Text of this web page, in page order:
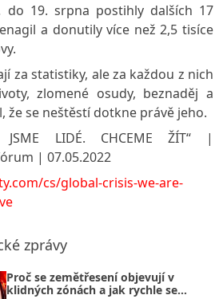
19. srpna postihly dalších 17
a donutily více než 2,5 tisíce
za statistiky, ale za každou z nich
zlomené osudy, beznaděj a
že se neštěstí dotkne právě jeho.
JSME LIDÉ. CHCEME ŽÍT“ |
| 07.05.2022
cs/global-crisis-we-are-
zprávy
Proč se zemětřesení objevují v
klidných zónách a jak rychle se